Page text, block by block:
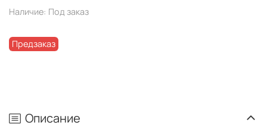
Наличие: Под заказ
Предзаказ
Описание